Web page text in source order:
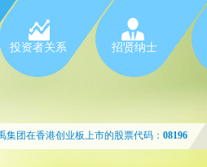
集团在香港创业板上市的股票代码： 08196
投资者关系 招贤纳士